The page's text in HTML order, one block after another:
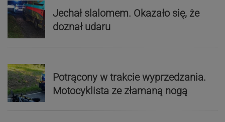
Jechał slalomem. Okazało się, że
doznał udaru
Potrącony w trakcie wyprzedzania.
Motocyklista ze złamaną nogą